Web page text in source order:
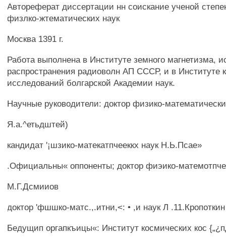
Автореферат диссертации нн соискание ученой
физлко-жтематических наук
Москва 1391 г.
Работа выполнена в Институте земного магнетизма,
распространения радиоволн АП СССР, и в Институте
исследований болгарской Академии наук.
Научные руководители: доктор физико-
Я.а.^етьдштей)
кандидат '¡шзико-матекатпчееккх наук Н.Ь.Псае»
.Официальны« оппоненты; доктор фиэико-
М.Г.Дсмииов
доктор 'фшшко-матс.,.итни,<: • ,и наук Л .11.Кропоткин
Бедущип оргапкъицы«: Институт космических кос